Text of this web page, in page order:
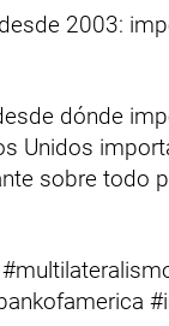
2003:
dónde
Unidos
sobre todo